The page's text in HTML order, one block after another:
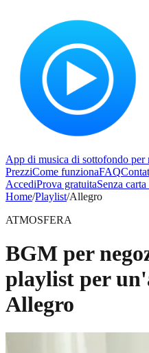
App di musica di sottofondo per
PrezziCome funzionaFAQ
AccediProva gratuitaSenza
Home/Playlist/Allegro
ATMOSFERA
BGM per
playlist per
Allegro